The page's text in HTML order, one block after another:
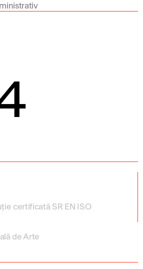
certificată SR EN ISO
de Arte